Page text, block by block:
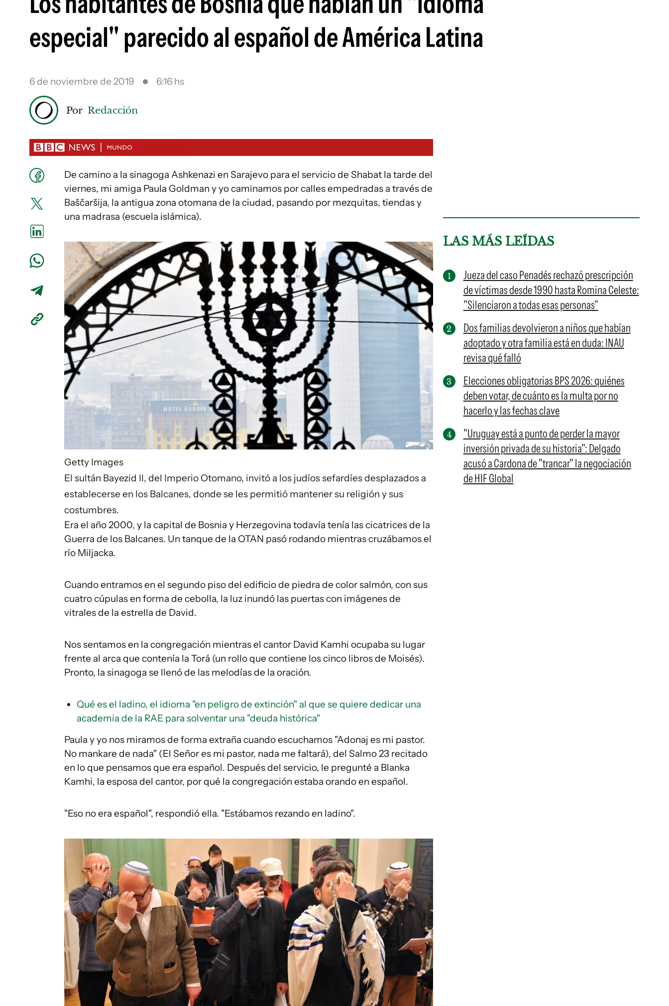
especial" parecido al español de América Latina
6 de noviembre de 2019 6:16 hs
Por Redacción
De camino a la sinagoga Ashkenazi en Sarajevo para el servicio de Shabat la tarde del
viernes, mi amiga Paula Goldman y yo caminamos por calles empedradas a través de
Baščaršija, la antigua zona otomana de la ciudad, pasando por mezquitas, tiendas y
una madrasa (escuela islámica).
Getty Images
El sultán Bayezid II, del Imperio Otomano, invitó a los judíos sefardíes desplazados a
establecerse en los Balcanes, donde se les permitió mantener su religión y sus
costumbres.
Era el año 2000, y la capital de Bosnia y Herzegovina todavía tenía las cicatrices de la
Guerra de los Balcanes. Un tanque de la OTAN pasó rodando mientras cruzábamos el
río Miljacka.
Cuando entramos en el segundo piso del edificio de piedra de color salmón, con sus
cuatro cúpulas en forma de cebolla, la luz inundó las puertas con imágenes de
vitrales de la estrella de David.
Nos sentamos en la congregación mientras el cantor David Kamhi ocupaba su lugar
frente al arca que contenía la Torá (un rollo que contiene los cinco libros de Moisés).
Pronto, la sinagoga se llenó de las melodías de la oración.
Qué es el ladino, el idioma "en peligro de extinción" al que se quiere dedicar una
academia de la RAE para solventar una "deuda histórica"
Paula y yo nos miramos de forma extraña cuando escuchamos "Adonaj es mi pastor.
No mankare de nada" (El Señor es mi pastor, nada me faltará), del Salmo 23 recitado
en lo que pensamos que era español. Después del servicio, le pregunté a Blanka
Kamhi, la esposa del cantor, por qué la congregación estaba orando en español.
"Eso no era español", respondió ella. "Estábamos rezando en ladino".
LAS MÁS LEÍDAS
Jueza del caso Penadés rechazó prescripción
de víctimas desde 1990 hasta Romina Celeste:
"Silenciaron a todas esas personas"
Dos familias devolvieron a niños que habían
adoptado y otra familia está en duda: INAU
revisa qué falló
Elecciones obligatorias BPS 2026: quiénes
deben votar, de cuánto es la multa por no
hacerlo y las fechas clave
"Uruguay está a punto de perder la mayor
inversión privada de su historia": Delgado
acusó a Cardona de "trancar" la negociación
de HIF Global